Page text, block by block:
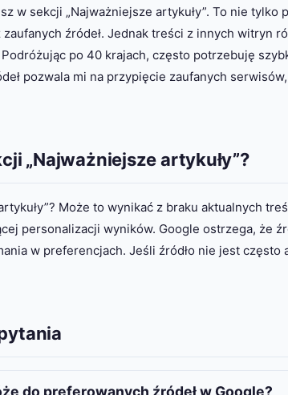
w sekcji „Najważniejsze artykuły”. To nie tylko
źródeł. Jednak treści z innych witryn
po 40 krajach, często potrzebuję
pozwala mi na przypięcie zaufanych
„Najważniejsze artykuły”?
Może to wynikać z braku aktualnych
personalizacji wyników. Google ostrzega, że
w preferencjach. Jeśli źródło nie jest często